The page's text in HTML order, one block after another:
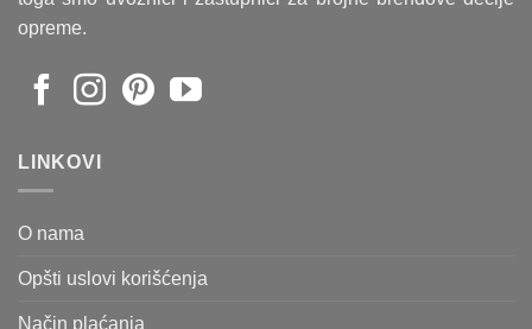
opreme.
LINKOVI
O nama
Opšti uslovi korišćenja
Način plaćanja